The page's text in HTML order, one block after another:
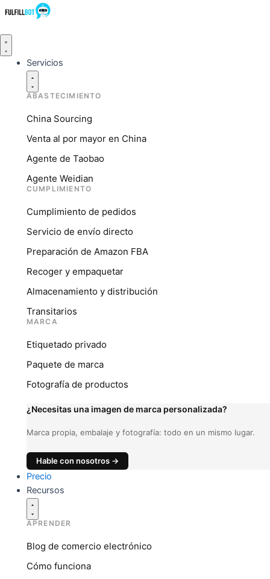
contenido
Servicios
ABASTECIMIENTO
China Sourcing
Venta al por mayor en China
Agente de Taobao
Agente Weidian
CUMPLIMIENTO
Cumplimiento de pedidos
Servicio de envío directo
Preparación de Amazon FBA
Recoger y empaquetar
Almacenamiento y distribución
Transitarios
MARCA
Etiquetado privado
Paquete de marca
Fotografía de productos
¿Necesitas una imagen de marca personalizada?
Marca propia, embalaje y fotografía: todo en un mismo lugar.
Hable con nosotros →
Precio
Recursos
APRENDER
Blog de comercio electrónico
Cómo funciona